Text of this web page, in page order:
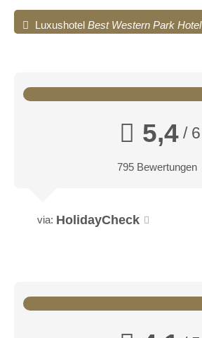
Luxushotel Best Western Park Hotel
5,4/ 6
795 Bewertungen
via: HolidayCheck